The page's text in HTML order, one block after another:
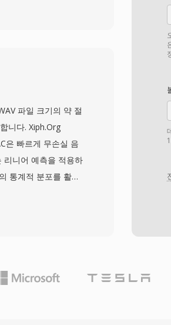
다. Chrome, Firefox,
부분을 위한 주요
파 채널 투명도를
니다. 최근 WebM은
채택을 위한 수단으
라이선스 비용 제로,
열티 프리 웹 멀티미
파일 크기의 약 절
니다. Xiph.Org
은 빠르게 무손실 음
리니어 예측을 적용하
통계적 분포를 활용
— 데이터를 버리지
스트리밍 서비스는
대한 신뢰를 보여줍니